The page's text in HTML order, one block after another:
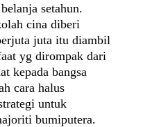
setahun.
cina diberi
juta itu diambil
yg dirompak dari
kepada bangsa
cara halus
untuk
bumiputera.